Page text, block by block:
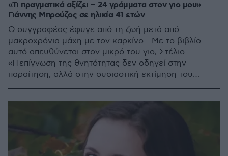
«Τι πραγματικά αξίζει – 24 γράμματα στον γιο μου»
Γιάννης Μπρούζος σε ηλικία 41 ετών
Ο συγγραφέας έφυγε από τη ζωή μετά από
μακροχρόνια μάχη με τον καρκίνο - Με το βιβλίο
αυτό απευθύνεται στον μικρό του γιο, Στέλιο -
«Η επίγνωση της θνητότητας δεν οδηγεί στην
παραίτηση, αλλά στην ουσιαστική εκτίμηση του